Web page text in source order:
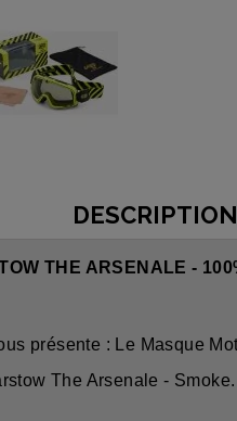
DESCRIPTION
THE ARSENALE -
présente : Le Masque
The Arsenale - Smoke.